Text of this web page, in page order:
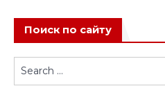
Поиск по сайту
for: